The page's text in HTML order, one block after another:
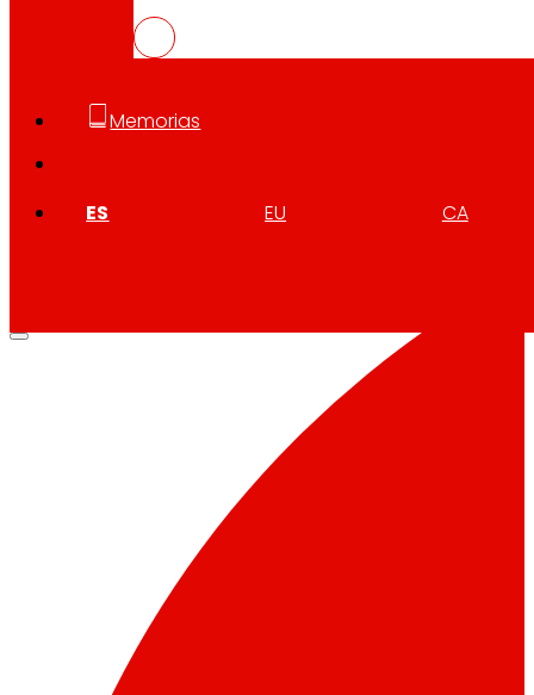
Memorias
ES EU CA